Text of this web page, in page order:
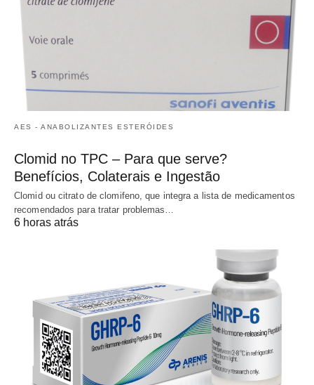
AES - ANABOLIZANTES ESTERÓIDES
Clomid no TPC – Para que serve?
Benefícios, Colaterais e Ingestão
Clomid ou citrato de clomifeno, que integra a lista de medicamentos
recomendados para tratar problemas…
6 horas atrás